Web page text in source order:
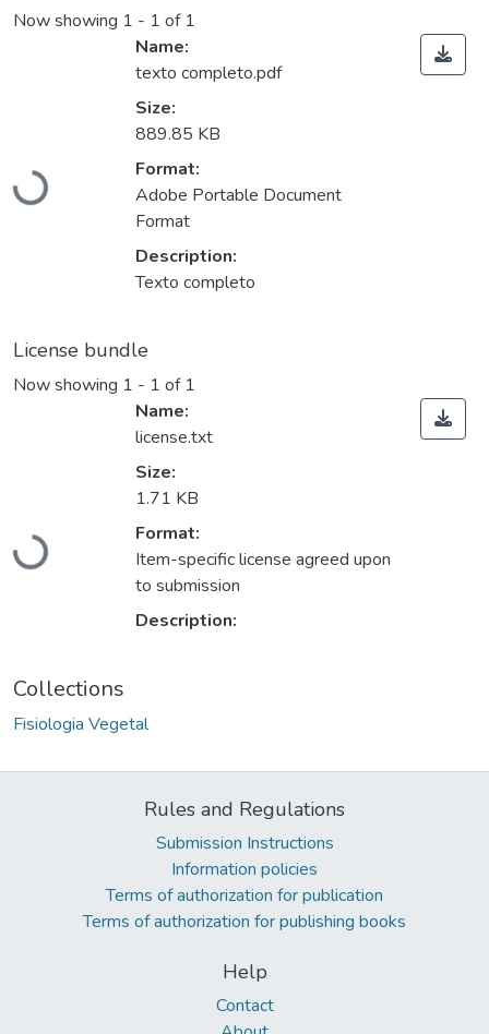
Now showing 1 - 1 of 1
Loading...
Name:
texto completo.pdf
Size:
889.85 KB
Format:
Adobe Portable Document
Format
Description:
Texto completo
License bundle
Now showing 1 - 1 of 1
Loading...
Name:
license.txt
Size:
1.71 KB
Format:
Item-specific license agreed upon
to submission
Description:
Collections
Fisiologia Vegetal
Rules and Regulations
Submission Instructions
Information policies
Terms of authorization for publication
Terms of authorization for publishing books
Help
Contact